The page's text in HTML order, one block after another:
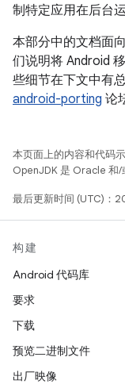
制特定应用在后台
本部分中的文档面
们说明将 Android
些细节在下文中有
android-porting 论
本页面上的内容和代码
OpenJDK 是 Oracle 和/
最后更新时间 (UTC)：
构建
Android 代码库
要求
下载
预览二进制文件
出厂映像